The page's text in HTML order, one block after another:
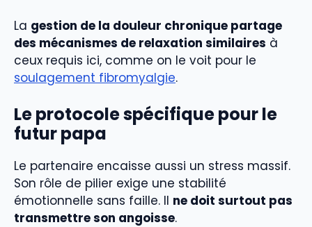
La gestion de la douleur chronique partage
des mécanismes de relaxation similaires à
ceux requis ici, comme on le voit pour le
soulagement fibromyalgie.
Le protocole spécifique pour le
futur papa
Le partenaire encaisse aussi un stress massif.
Son rôle de pilier exige une stabilité
émotionnelle sans faille. Il ne doit surtout pas
transmettre son angoisse.